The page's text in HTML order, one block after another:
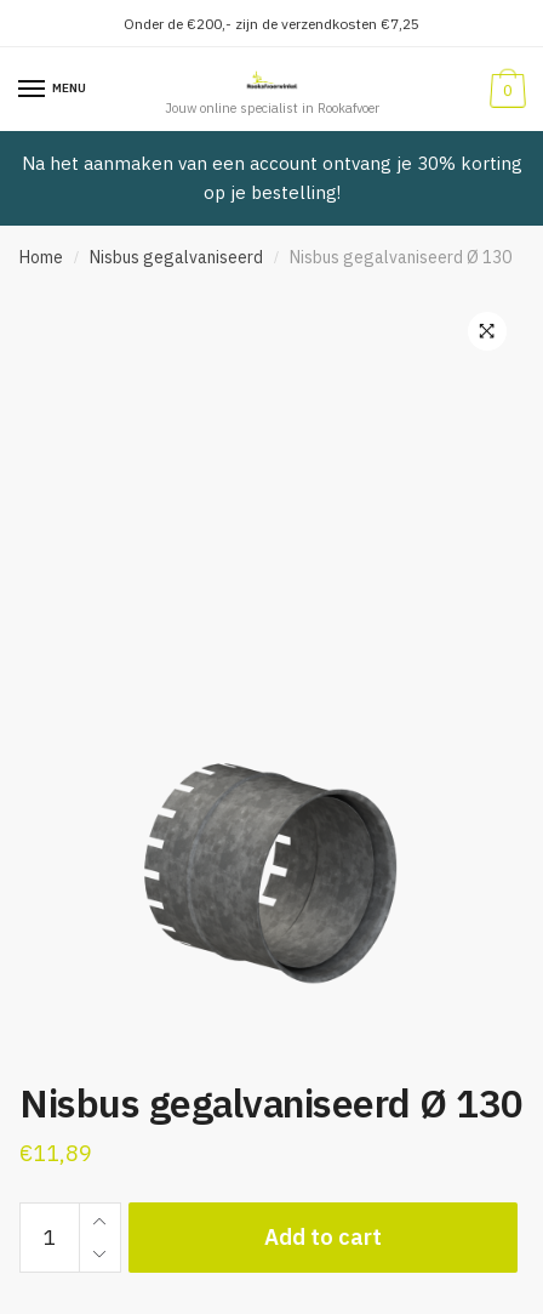
navigatie
inhoud
Onder de €200,- zijn de verzendkosten €7,25
MENU
Jouw online specialist in Rookafvoer
0
Na het aanmaken van een account ontvang je 30% korting
op je bestelling!
Home / Nisbus gegalvaniseerd / Nisbus gegalvaniseerd Ø 130
Nisbus gegalvaniseerd Ø 130
€11,89
gegalvaniseerd
Ø
Add to cart